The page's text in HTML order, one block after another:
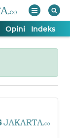
Opini Indeks